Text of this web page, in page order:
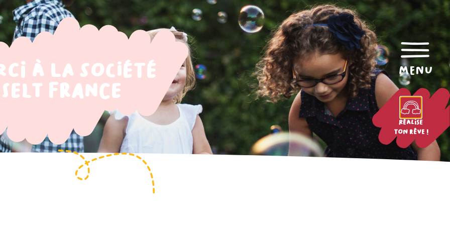
menu
à la société
SELT FRANCE
Réalise
ton rêve !